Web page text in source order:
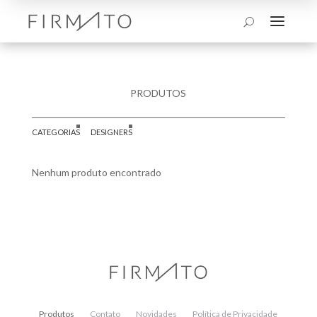
U a
PRODUTOS
CATEGORIAS DESIGNERS
Nenhum produto encontrado
Produtos Contato Novidades
Política de Privacidade